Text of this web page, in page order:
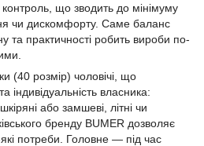
що зводить до мінімуму
чи дискомфорту. Саме баланс
та практичності робить вироби по-
(40 розмір) чоловічі, що
індивідуальність власника:
або замшеві, літні чи
бренду BUMER дозволяє
які потреби. Головне — під час